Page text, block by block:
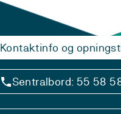
Kontaktinfo og
Sentralbord: 55 58